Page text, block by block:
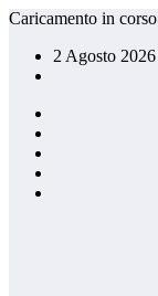
Vai
contenuto
Caricamento in corso
2 Agosto 2026